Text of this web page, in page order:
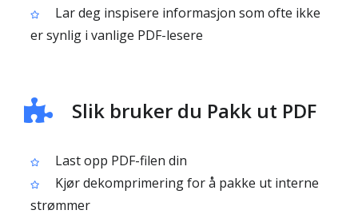
Lar deg inspisere informasjon som ofte ikke
er synlig i vanlige PDF-lesere
Slik bruker du Pakk ut PDF
Last opp PDF-filen din
Kjør dekomprimering for å pakke ut interne
strømmer